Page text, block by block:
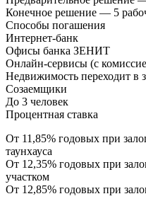
Конечное решение — 5
Способы погашения
Интернет-банк
Офисы банка ЗЕНИТ
Онлайн-сервисы (с
Недвижимость переходит в
Созаемщики
До 3 человек
Процентная ставка
От 11,85% годовых при
таунхауса
От 12,35% годовых при
участком
От 12,85% годовых при